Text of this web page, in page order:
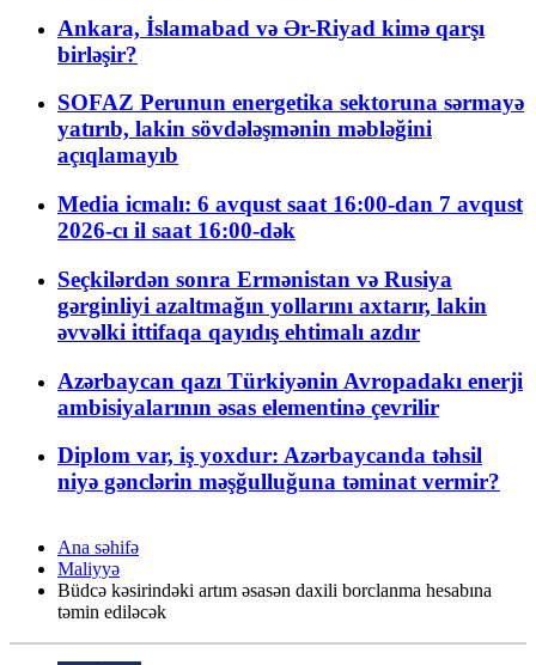
Ankara, İslamabad və Ər-Riyad kimə qarşı
birləşir?
SOFAZ Perunun energetika sektoruna sərmayə
yatırıb, lakin sövdələşmənin məbləğini
açıqlamayıb
Media icmalı: 6 avqust saat 16:00-dan 7 avqust
2026-cı il saat 16:00-dək
Seçkilərdən sonra Ermənistan və Rusiya
gərginliyi azaltmağın yollarını axtarır, lakin
əvvəlki ittifaqa qayıdış ehtimalı azdır
Azərbaycan qazı Türkiyənin Avropadakı enerji
ambisiyalarının əsas elementinə çevrilir
Diplom var, iş yoxdur: Azərbaycanda təhsil
niyə gənclərin məşğulluğuna təminat vermir?
Ana səhifə
Maliyyə
Büdcə kəsirindəki artım əsasən daxili borclanma hesabına
təmin ediləcək